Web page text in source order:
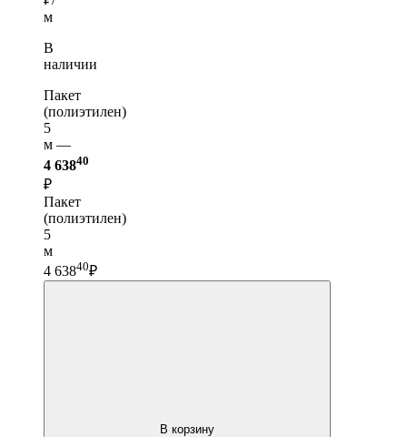
м
В
наличии
Пакет
(полиэтилен)
5
м —
4 63840
₽
Пакет
(полиэтилен)
5
м
4 63840₽
В корзину